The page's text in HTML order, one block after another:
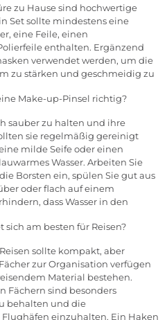
zu Hause sind hochwertige
Set sollte mindestens eine
eine Feile, einen
enthalten. Ergänzend
verwendet werden, um die
zu stärken und geschmeidig zu
Make-up-Pinsel richtig?
sauber zu halten und ihre
sie regelmäßig gereinigt
milde Seife oder einen
Wasser. Arbeiten Sie
Borsten ein, spülen Sie gut aus
oder flach auf einem
dass Wasser in den
am besten für Reisen?
sollte kompakt, aber
zur Organisation verfügen
Material bestehen.
Fächern sind besonders
behalten und die
einzuhalten. Ein Haken